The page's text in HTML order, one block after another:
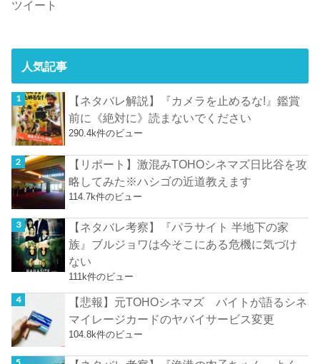
ツイート
人気記事
【ネタバレ解説】『カメラを止めるな!』鑑賞
前に《絶対に》読まないでください
290.4k件のビュー
【リポート】激混みTOHOシネマズ日比谷を攻
略してみた※ハシゴの近道教えます
114.7k件のビュー
【ネタバレ考察】『パラサイト 半地下の家
族』ブルジョワは今そこにある危機に気づけ
ない
111k件のビュー
【悲報】元TOHOシネマズ バイトが語るシネ
マイレージカードのヤバイサービス変更
104.8k件のビュー